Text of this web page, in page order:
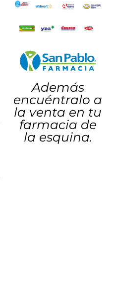
Además
encuéntralo a
la venta en tu
farmacia de
la esquina.